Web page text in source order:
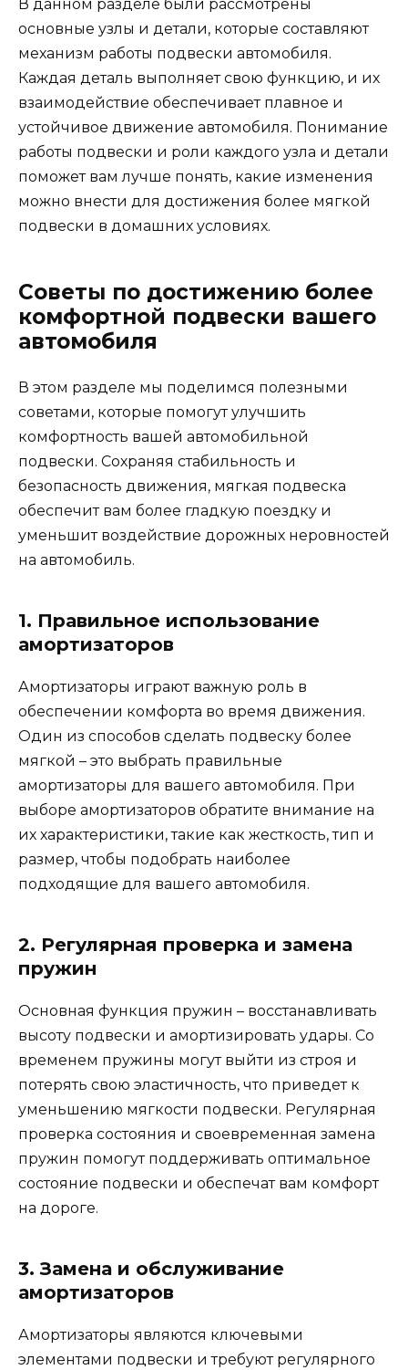
В данном разделе были рассмотрены
основные узлы и детали, которые составляют
механизм работы подвески автомобиля.
Каждая деталь выполняет свою функцию, и их
взаимодействие обеспечивает плавное и
устойчивое движение автомобиля. Понимание
работы подвески и роли каждого узла и детали
поможет вам лучше понять, какие изменения
можно внести для достижения более мягкой
подвески в домашних условиях.
Советы по достижению более
комфортной подвески вашего
автомобиля
В этом разделе мы поделимся полезными
советами, которые помогут улучшить
комфортность вашей автомобильной
подвески. Сохраняя стабильность и
безопасность движения, мягкая подвеска
обеспечит вам более гладкую поездку и
уменьшит воздействие дорожных неровностей
на автомобиль.
1. Правильное использование
амортизаторов
Амортизаторы играют важную роль в
обеспечении комфорта во время движения.
Один из способов сделать подвеску более
мягкой – это выбрать правильные
амортизаторы для вашего автомобиля. При
выборе амортизаторов обратите внимание на
их характеристики, такие как жесткость, тип и
размер, чтобы подобрать наиболее
подходящие для вашего автомобиля.
2. Регулярная проверка и замена
пружин
Основная функция пружин – восстанавливать
высоту подвески и амортизировать удары. Со
временем пружины могут выйти из строя и
потерять свою эластичность, что приведет к
уменьшению мягкости подвески. Регулярная
проверка состояния и своевременная замена
пружин помогут поддерживать оптимальное
состояние подвески и обеспечат вам комфорт
на дороге.
3. Замена и обслуживание
амортизаторов
Амортизаторы являются ключевыми
элементами подвески и требуют регулярного